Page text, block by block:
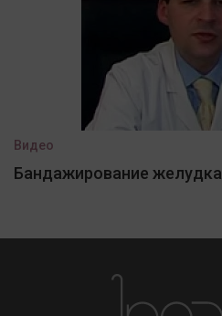
Видео
Бандажирование желудка